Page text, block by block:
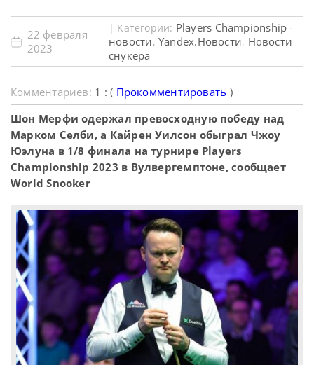
22 февраля
2023
| Категории: Players Championship -
новости, Yandex.Новости, Новости
снукера
Комментариев: 1 : ( Прокомментировать )
Шон Мерфи одержал превосходную победу над
Марком Селби, а Кайрен Уилсон обыграл Чжоу
Юэлуна в 1/8 финала на турнире Players
Championship 2023 в Вулвергемптоне, сообщает
World Snooker